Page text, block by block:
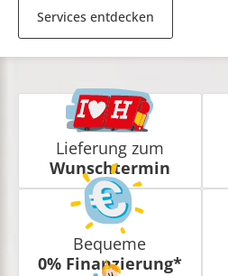
Services entdecken
Lieferung zum
Wunschtermin
Bequeme
0% Finanzierung*